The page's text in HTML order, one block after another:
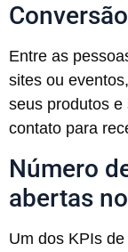
Entre as
sites ou
seus produtos
contato para
Número
abertas
Um dos KPIs